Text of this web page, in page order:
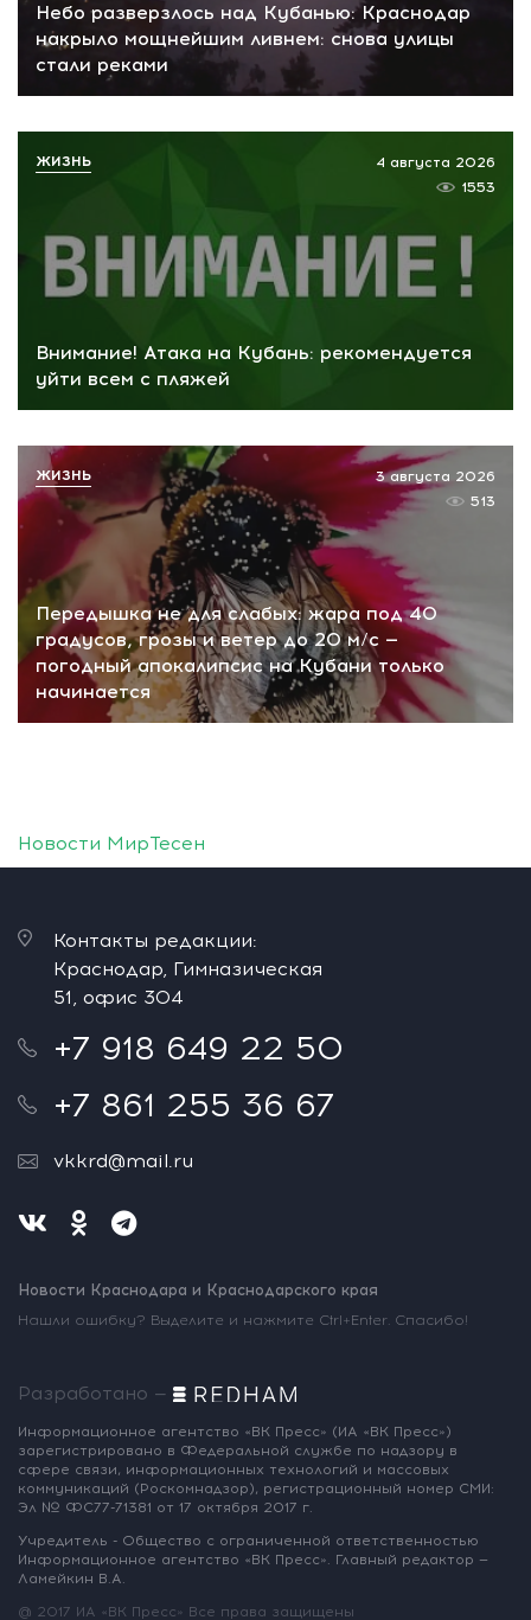
Небо разверзлось над Кубанью: Краснодар
накрыло мощнейшим ливнем: снова улицы
стали реками
Внимание! Атака на Кубань: рекомендуется
уйти всем с пляжей
4 августа 2026
1553
ЖИЗНЬ
Передышка не для слабых: жара под 40
градусов, грозы и ветер до 20 м/с —
погодный апокалипсис на Кубани только
начинается
3 августа 2026
513
ЖИЗНЬ
Новости МирТесен
Контакты редакции:
Краснодар, Гимназическая
51, офис 304
+7 918 649 22 50
+7 861 255 36 67
vkkrd@mail.ru
Новости Краснодара и Краснодарского края
Нашли ошибку? Выделите и нажмите Ctrl+Enter. Спасибо!
Разработано —
Информационное агентство «ВК Пресс» (ИА «ВК Пресс»)
зарегистрировано в Федеральной службе по надзору в
сфере связи, информационных технологий и массовых
коммуникаций (Роскомнадзор), регистрационный номер СМИ:
Эл № ФС77-71381 от 17 октября 2017 г.
Учредитель - Общество с ограниченной ответственностью
Информационное агентство «ВК Пресс». Главный редактор —
Ламейкин В.А.
@ 2017 ИА «ВК Пресс» Все права защищены